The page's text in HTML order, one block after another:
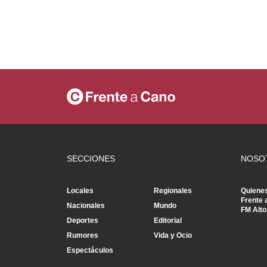
SECCIONES
Locales
Regionales
Nacionales
Mundo
Deportes
Editorial
Rumores
Vida y Ocio
Espectáculos
Frente
FM